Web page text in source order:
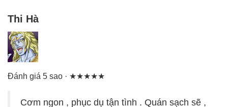
Thi Hà
Đánh giá 5 sao · ★★★★★
Cơm ngon , phục dụ tận tình . Quán sạch sẽ ,